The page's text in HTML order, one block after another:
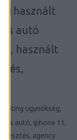
használt
autó
használt
ügynökség,
autó, Iphone 11,
agency